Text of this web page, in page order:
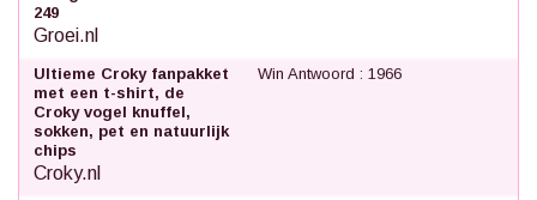
249
Groei.nl
Ultieme Croky fanpakket
met een t-shirt, de
Croky vogel knuffel,
sokken, pet en natuurlijk
chips
Croky.nl
Win Antwoord : 1966